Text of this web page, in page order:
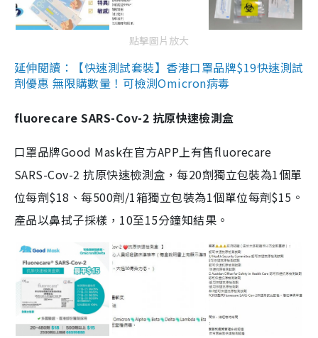
點擊圖片放大
延伸閱讀：【快速測試套裝】香港口罩品牌$19快速測試
劑優惠 無限購數量！可檢測Omicron病毒
fluorecare SARS-Cov-2 抗原快速檢測盒
口罩品牌Good Mask在官方APP上有售fluorecare
SARS-Cov-2 抗原快速檢測盒，每20劑獨立包裝為1個單
位每劑$18、每500劑/1箱獨立包裝為1個單位每劑$15。
產品以鼻拭子採樣，10至15分鐘知結果。